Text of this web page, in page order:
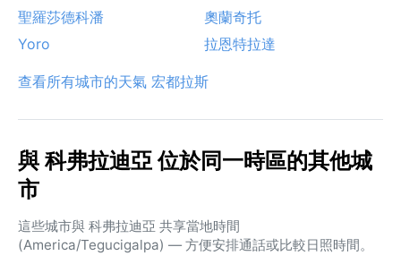
聖羅莎德科潘
奧蘭奇托
Yoro
拉恩特拉達
查看所有城市的天氣 宏都拉斯
與 科弗拉迪亞 位於同一時區的其他城
市
這些城市與 科弗拉迪亞 共享當地時間
(America/Tegucigalpa) — 方便安排通話或比較日照時間。